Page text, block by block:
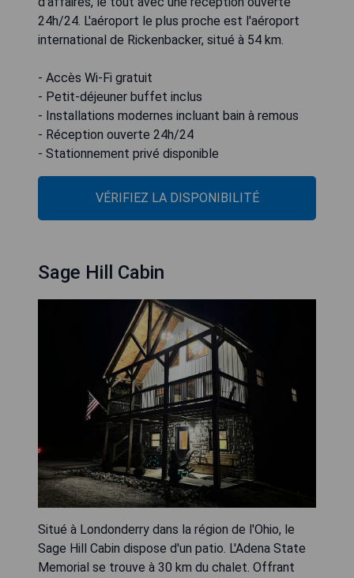
24h/24. L'aéroport le plus proche est l'aéroport
international de Rickenbacker, situé à 54 km.
- Accès Wi-Fi gratuit
- Petit-déjeuner buffet inclus
- Installations modernes incluant bain à remous
- Réception ouverte 24h/24
- Stationnement privé disponible
VÉRIFIEZ LA DISPONIBILITÉ
Sage Hill Cabin
Situé à Londonderry dans la région de l'Ohio, le
Sage Hill Cabin dispose d'un patio. L'Adena State
Memorial se trouve à 30 km du chalet. Offrant